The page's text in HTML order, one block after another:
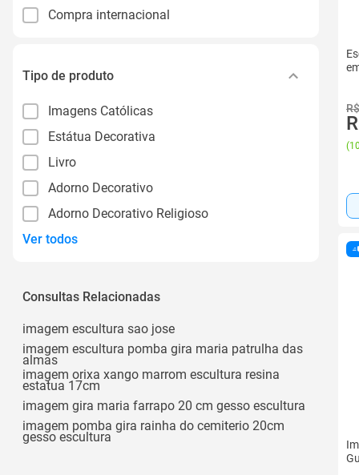
Compra internacional
Tipo de produto
Imagens Católicas
Estátua Decorativa
Livro
Adorno Decorativo
Adorno Decorativo Religioso
Ver todos
Consultas Relacionadas
imagem escultura sao jose
imagem escultura pomba gira maria patrulha das
almas
imagem orixa xango marrom escultura resina
estatua 17cm
imagem gira maria farrapo 20 cm gesso escultura
imagem pomba gira rainha do cemiterio 20cm
gesso escultura
(